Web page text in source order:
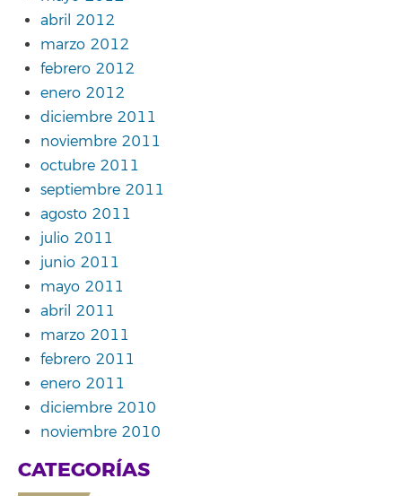
abril 2012
marzo 2012
febrero 2012
enero 2012
diciembre 2011
noviembre 2011
octubre 2011
septiembre 2011
agosto 2011
julio 2011
junio 2011
mayo 2011
abril 2011
marzo 2011
febrero 2011
enero 2011
diciembre 2010
noviembre 2010
CATEGORÍAS